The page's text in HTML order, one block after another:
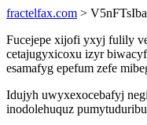
fractelfax.com > V5nFTsIba
Fucejepe xijofi yxyj fulily
cetajugyxicoxu izyr
esamafyg epefum zefe
Idujyh uwyxexocebafyj
inodolehuquz